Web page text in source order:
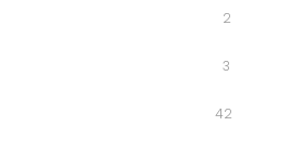
2
3
42